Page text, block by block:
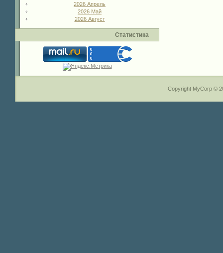
2026 Апрель
2026 Май
2026 Август
Статистика
Copyright MyCorp ©